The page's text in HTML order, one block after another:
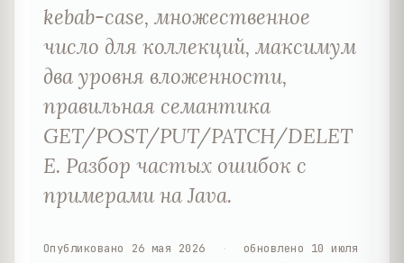
kebab-case, множественное
число для коллекций, максимум
два уровня вложенности,
правильная семантика
GET/POST/PUT/PATCH/DELET
E. Разбор частых ошибок с
примерами на Java.
Опубликовано 26 мая 2026 обновлено 10 июля